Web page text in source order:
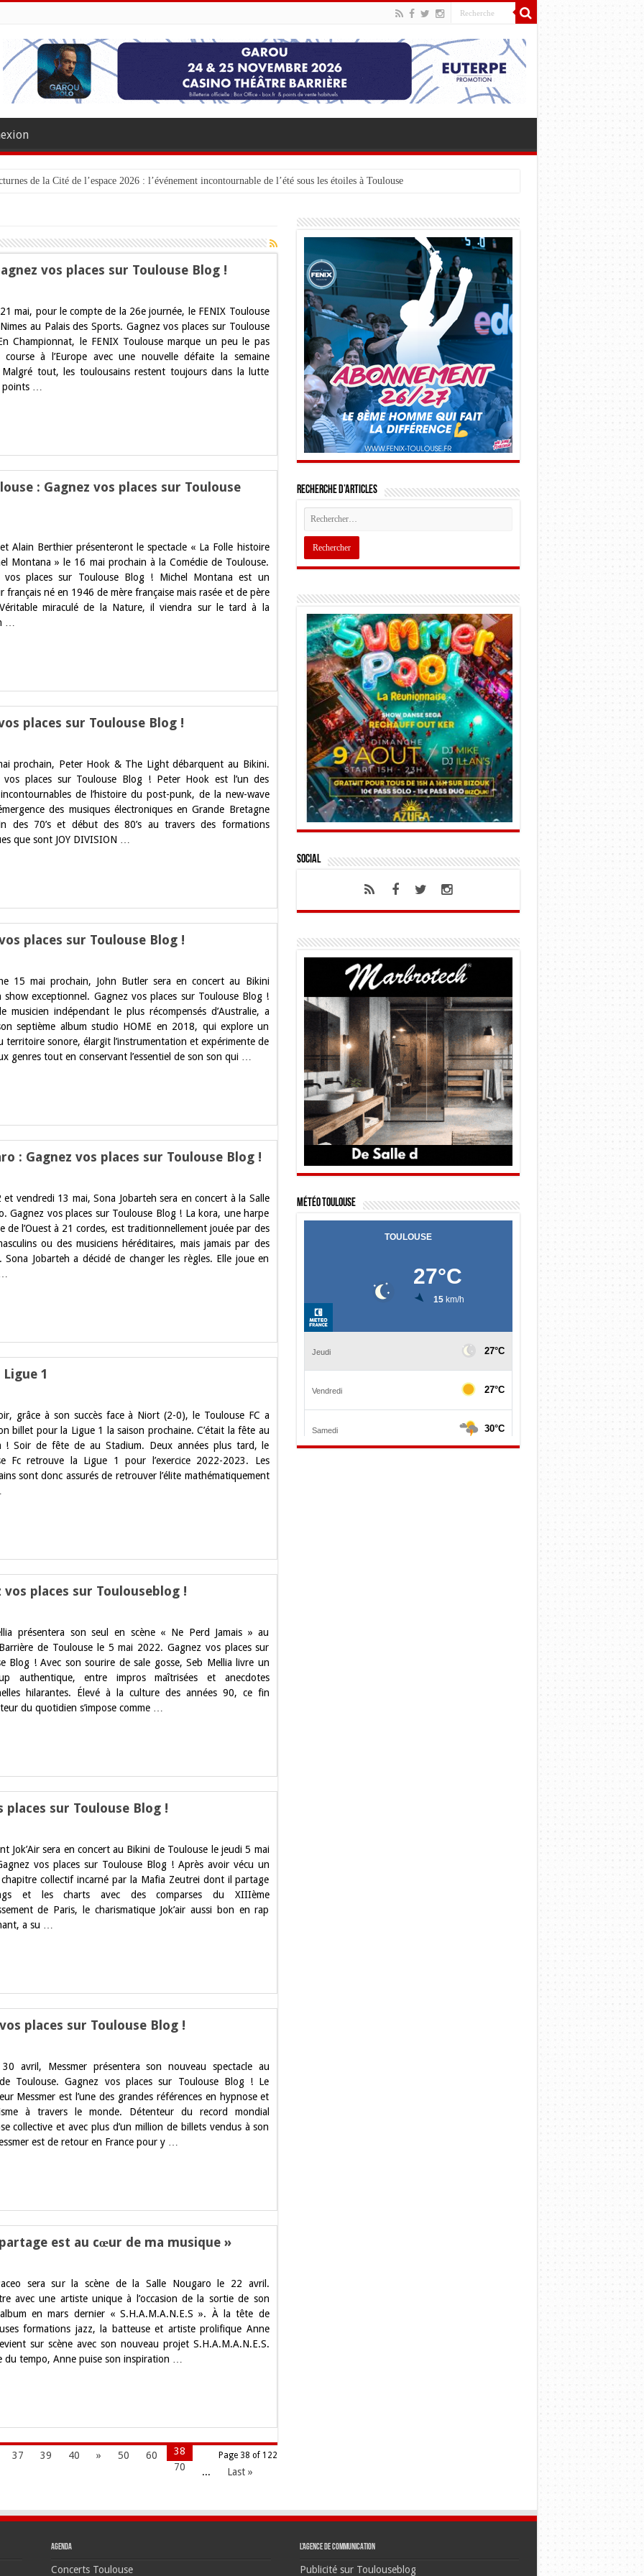
de la Cité de l’espace 2026 : l’événement incontournable de l’été sous les étoiles à Toulouse
vos places sur Toulouse Blog !
mai, pour le compte de la 26e journée, le FENIX Toulouse
au Palais des Sports. Gagnez vos places sur Toulouse
Championnat, le FENIX Toulouse marque un peu le pas
course à l’Europe avec une nouvelle défaite la semaine
Malgré tout, les toulousains restent toujours dans la lutte
…
: Gagnez vos places sur Toulouse
Alain Berthier présenteront le spectacle « La Folle histoire
Montana » le 16 mai prochain à la Comédie de Toulouse.
vos places sur Toulouse Blog ! Michel Montana est un
français né en 1946 de mère française mais rasée et de père
miraculé de la Nature, il viendra sur le tard à la
…
places sur Toulouse Blog !
prochain, Peter Hook & The Light débarquent au Bikini.
vos places sur Toulouse Blog ! Peter Hook est l’un des
de l’histoire du post-punk, de la new-wave
des musiques électroniques en Grande Bretagne
des 70’s et début des 80’s au travers des formations
que sont JOY DIVISION …
places sur Toulouse Blog !
15 mai prochain, John Butler sera en concert au Bikini
show exceptionnel. Gagnez vos places sur Toulouse Blog !
musicien indépendant le plus récompensés d’Australie, a
septième album studio HOME en 2018, qui explore un
territoire sonore, élargit l’instrumentation et expérimente de
genres tout en conservant l’essentiel de son son qui …
: Gagnez vos places sur Toulouse Blog !
et vendredi 13 mai, Sona Jobarteh sera en concert à la Salle
Gagnez vos places sur Toulouse Blog ! La kora, une harpe
de l’Ouest à 21 cordes, est traditionnellement jouée par des
ou des musiciens héréditaires, mais jamais par des
Sona Jobarteh a décidé de changer les règles. Elle joue en
1
grâce à son succès face à Niort (2-0), le Toulouse FC a
billet pour la Ligue 1 la saison prochaine. C’était la fête au
! Soir de fête de au Stadium. Deux années plus tard, le
Fc retrouve la Ligue 1 pour l’exercice 2022-2023. Les
sont donc assurés de retrouver l’élite mathématiquement
vos places sur Toulouseblog !
présentera son seul en scène « Ne Perd Jamais » au
de Toulouse le 5 mai 2022. Gagnez vos places sur
Blog ! Avec son sourire de sale gosse, Seb Mellia livre un
authentique, entre impros maîtrisées et anecdotes
hilarantes. Élevé à la culture des années 90, ce fin
du quotidien s’impose comme …
places sur Toulouse Blog !
Jok’Air sera en concert au Bikini de Toulouse le jeudi 5 mai
vos places sur Toulouse Blog ! Après avoir vécu un
chapitre collectif incarné par la Mafia Zeutrei dont il partage
et les charts avec des comparses du XIIIème
de Paris, le charismatique Jok’air aussi bon en rap
a su …
places sur Toulouse Blog !
30 avril, Messmer présentera son nouveau spectacle au
Toulouse. Gagnez vos places sur Toulouse Blog ! Le
Messmer est l’une des grandes références en hypnose et
à travers le monde. Détenteur du record mondial
collective et avec plus d’un million de billets vendus à son
est de retour en France pour y …
est au cœur de ma musique »
sera sur la scène de la Salle Nougaro le 22 avril.
avec une artiste unique à l’occasion de la sortie de son
en mars dernier « S.H.A.M.A.N.E.S ». À la tête de
formations jazz, la batteuse et artiste prolifique Anne
sur scène avec son nouveau projet S.H.A.M.A.N.E.S.
du tempo, Anne puise son inspiration …
Page 38 of 122
37 38
39 40 » 50
60
70
... Last »
Recherche d’articles
Social
Météo Toulouse
Agenda
Concerts Toulouse
L’agence de communication
Publicité sur Toulouseblog